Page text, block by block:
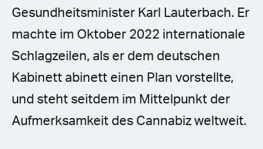
Gesundheitsminister Karl Lauterbach. Er
machte im Oktober 2022 internationale
Schlagzeilen, als er dem deutschen
Kabinett abinett einen Plan vorstellte,
und steht seitdem im Mittelpunkt der
Aufmerksamkeit des Cannabiz weltweit.